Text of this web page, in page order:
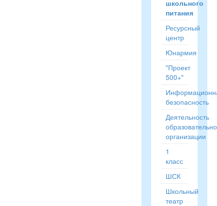
школьного
питания
Ресурсный
центр
Юнармия
"Проект
500+"
безопасность
Деятельность
организации
1
класс
ШСК
Школьный
театр